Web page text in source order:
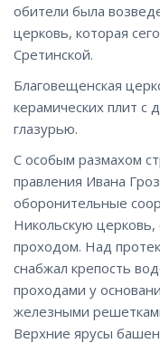
обители была
церковь, которая
Сретинской.
Благовещенская
керамических плит с
глазурью.
С особым размахом
правления Ивана
оборонительные
Никольскую
проходом. Над
снабжал крепость
проходами у
железными
Верхние ярусы